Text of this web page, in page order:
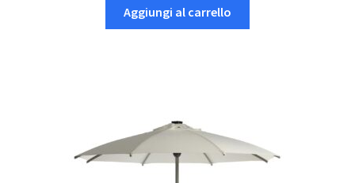
Aggiungi al carrello